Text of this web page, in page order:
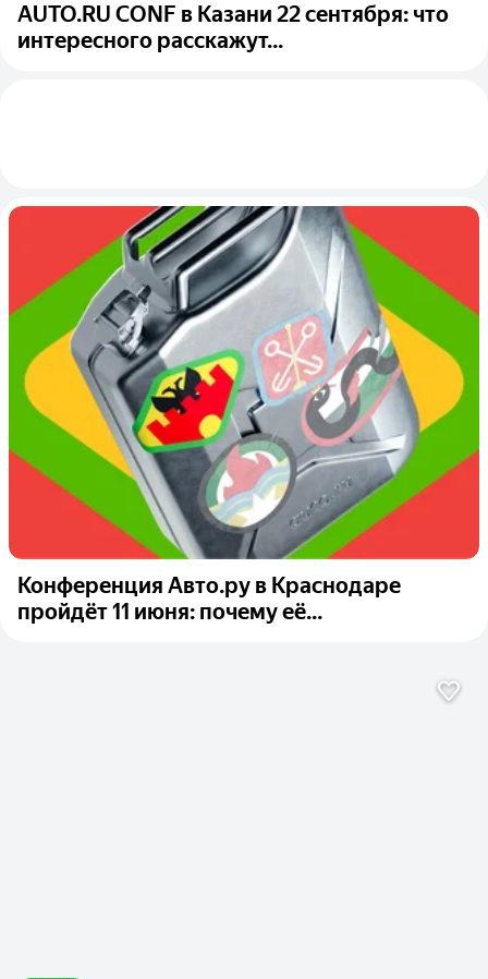
AUTO.RU CONF в Казани 22 сентября: что
интересного расскажут...
Конференция Авто.ру в Краснодаре
пройдёт 11 июня: почему её...